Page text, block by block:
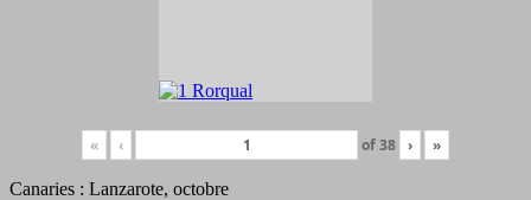
« ‹ of38 › »
Canaries : Lanzarote, octobre